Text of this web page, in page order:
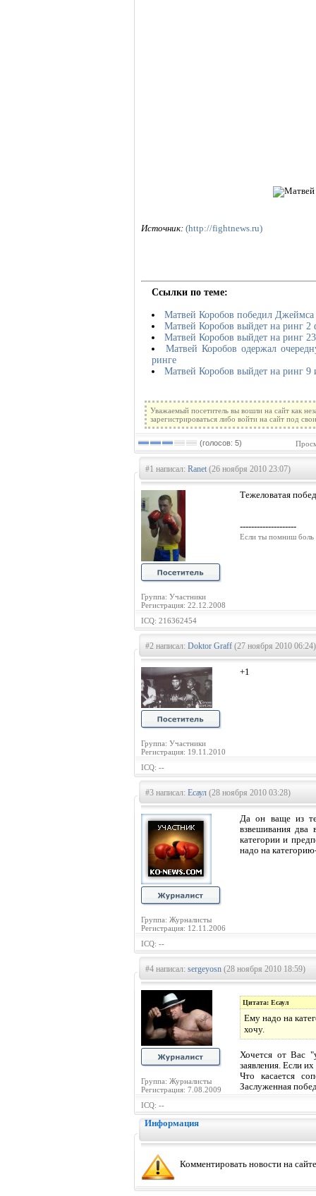
Источник: (http://fightnews.ru)
Ссылки по теме:
Матвей Коробов победил Джеймса
Матвей Коробов выйдет на ринг 2
Матвей Коробов выйдет на ринг
Матвей Коробов одержал
ринге
Матвей Коробов выйдет на ринг 9
Уважаемый посетитель вы вошли на сайт как
зарегистрироваться либо войти на сайт под
(голосов: 5)
#1 написал: Ranet(26 ноября 2010 23:07)
Группа: Участники
Регистрация: 22.12.2008
Тежеловатая
--------------------
Если ты помниш боль
ICQ: 216362454
#2 написал: Doktor Graff (27 ноября 2010 06:24)
Группа: Участники
Регистрация: 19.11.2010
+1
ICQ: --
#3 написал: Есаул (28 ноября 2010 03:28)
Группа: Журналисты
Регистрация: 12.11.2006
Да он ваще из
взвешивания два
категории и
надо на
ICQ: --
#4 написал: sergeyosn (28 ноября 2010 18:59)
Группа: Журналисты
Регистрация: 7.08.2009
Цитата: Есаул
Ему надо на
хочу.
Хочется от Вас
заявления. Если
Что касается
Заслуженная
ICQ: --
Информация
Комментировать новости на